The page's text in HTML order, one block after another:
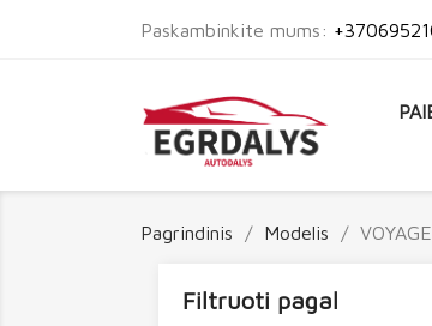
Paskambinkite mums:
Pagrindinis Modelis
Filtruoti pagal